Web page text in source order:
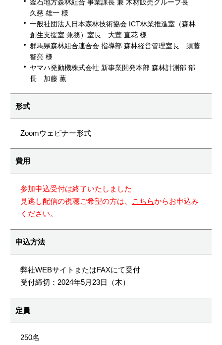
釜石地方森林組合 事業課長 兼 木材販売グループ長
久慈 雄一 様
一般社団法人日本森林技術協会 ICT林業推進室（森林
創生支援室 兼務）室長 大萱 直花 様
群馬県森林組合連合会 指導部 森林経営管理室長 須藤
智亮 様
ヤマハ発動機株式会社 新事業開発本部 森林計測部 部
長 加藤 薫
形式
Zoomウェビナー形式
費用
参加申込受付は終了いたしました
見逃し配信の視聴ご希望の方は、
こちらからお申込み
ください。
申込方法
弊社WEBサイトまたはFAXにて受付
受付締切：2024年5⽉23⽇（木）
定員
250名